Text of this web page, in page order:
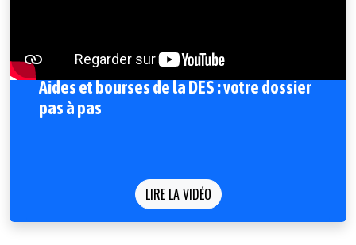
Aides et bourses de la DES : votre dossier
pas à pas
LIRE LA VIDÉO